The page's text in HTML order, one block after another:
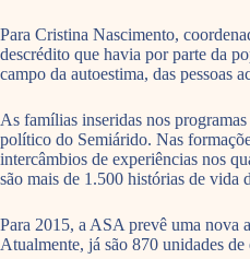
Para Cristina Nascimento,
descrédito que havia por parte da
campo da autoestima, das pessoas
As famílias inseridas nos
político do Semiárido. Nas
intercâmbios de experiências nos
são mais de 1.500 histórias de vida
Para 2015, a ASA prevê uma nova
Atualmente, já são 870 unidades